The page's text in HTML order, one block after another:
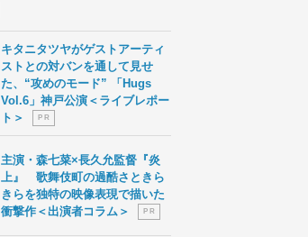
キタニタツヤがゲストアーティ
ストとの対バンを通して見せ
た、“攻めのモード” 「Hugs
Vol.6」神戸公演＜ライブレポー
ト＞
P R
主演・森七菜×長久允監督『炎
上』 歌舞伎町の過酷さときら
きらを独特の映像表現で描いた
衝撃作＜出演者コラム＞
P R